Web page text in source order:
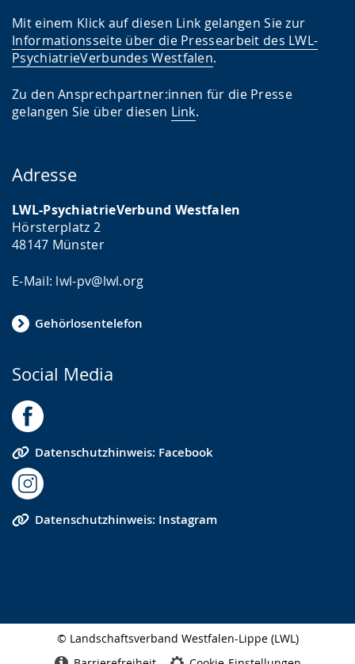
Mit einem Klick auf diesen Link gelangen Sie zur
Informationsseite über die Pressearbeit des LWL-
PsychiatrieVerbundes Westfalen.
Zu den Ansprechpartner:innen für die Presse
gelangen Sie über diesen Link.
Adresse
LWL-PsychiatrieVerbund Westfalen
Hörsterplatz 2
48147 Münster
E-Mail: lwl-pv@lwl.org
Gehörlosentelefon
Social Media
Datenschutzhinweis: Facebook
Datenschutzhinweis: Instagram
© Landschaftsverband Westfalen-Lippe (LWL)